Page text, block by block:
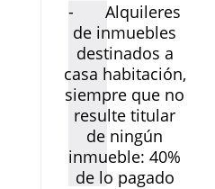
- Alquileres
de inmuebles
destinados a
casa habitación,
siempre que no
resulte titular
de ningún
inmueble: 40%
de lo pagado